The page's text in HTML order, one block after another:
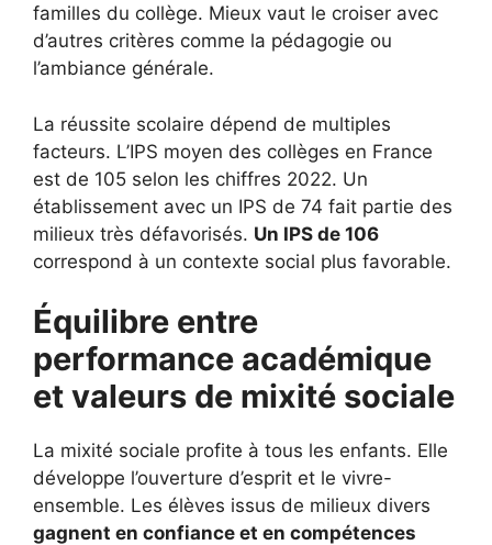
familles du collège. Mieux vaut le croiser avec
d’autres critères comme la pédagogie ou
l’ambiance générale.
La réussite scolaire dépend de multiples
facteurs. L’IPS moyen des collèges en France
est de 105 selon les chiffres 2022. Un
établissement avec un IPS de 74 fait partie des
milieux très défavorisés. Un IPS de 106
correspond à un contexte social plus favorable.
Équilibre entre
performance académique
et valeurs de mixité sociale
La mixité sociale profite à tous les enfants. Elle
développe l’ouverture d’esprit et le vivre-
ensemble. Les élèves issus de milieux divers
gagnent en confiance et en compétences